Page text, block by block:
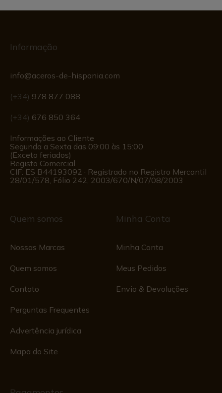
Informação
info@aceros-de-hispania.com
(+34) 978 877 088
(+34) 676 850 364
Informações ao Cliente
Segunda a Sexta das 09:00 às 15:00
(Exceto feriados)
Registo Comercial
CIF: ES B44193092 · Registrado no Registro Mercantil
28/01/578, Fólio 242, 2003/670/N/07/08/2003
Quem somos
Nossas Marcas
Quem somos
Contato
Perguntas Frequentes
Advertência jurídica
Mapa do Site
Minha Conta
Minha Conta
Meus Pedidos
Envio & Devoluções